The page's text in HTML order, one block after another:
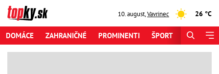
10. august,Vavrinec 26 °C
DOMÁCE ZAHRANIČNÉ PROMINENTI ŠPORT